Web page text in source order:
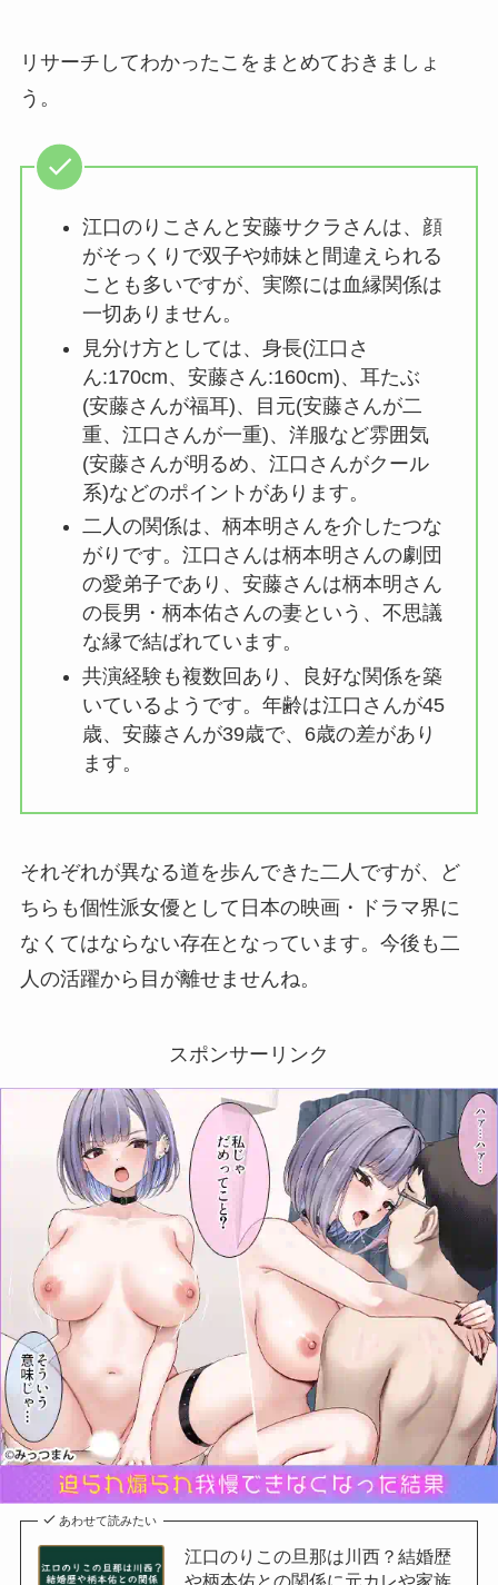
リサーチしてわかったこをまとめておきましょ
う。
江口のりこさんと安藤サクラさんは、顔
がそっくりで双子や姉妹と間違えられる
ことも多いですが、実際には血縁関係は
一切ありません。
見分け方としては、身長(江口さ
ん:170cm、安藤さん:160cm)、耳たぶ
(安藤さんが福耳)、目元(安藤さんが二
重、江口さんが一重)、洋服など雰囲気
(安藤さんが明るめ、江口さんがクール
系)などのポイントがあります。
二人の関係は、柄本明さんを介したつな
がりです。江口さんは柄本明さんの劇団
の愛弟子であり、安藤さんは柄本明さん
の長男・柄本佑さんの妻という、不思議
な縁で結ばれています。
共演経験も複数回あり、良好な関係を築
いているようです。年齢は江口さんが45
歳、安藤さんが39歳で、6歳の差があり
ます。
それぞれが異なる道を歩んできた二人ですが、ど
ちらも個性派女優として日本の映画・ドラマ界に
なくてはならない存在となっています。今後も二
人の活躍から目が離せませんね。
スポンサーリンク
あわせて読みたい
江口のりこの旦那は川西？結婚歴
や柄本佑との関係に元カレや家族